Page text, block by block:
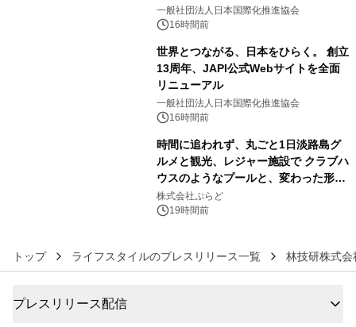
をリリース
一般社団法人日本国際化推進協会
16時間前
世界とつながる、日本をひらく。 創立
13周年、JAPI公式Webサイトを全面
リニューアル
一般社団法人日本国際化推進協会
16時間前
時間に追われず、丸ごと1日淡路島グ
ルメと観光、レジャー施設で クラブハ
ウスのようなプールと、変わった形の
サウナも 「THE BOXY AWAJI」のお
得な素泊まり連泊プランで
株式会社ぷらど
19時間前
トップ ライフスタイルのプレスリリース一覧 林技研株式会
プレスリリース配信